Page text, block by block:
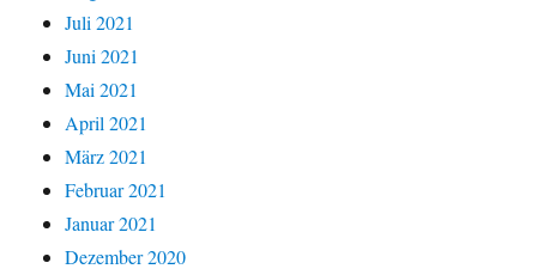
Juli 2021
Juni 2021
Mai 2021
April 2021
März 2021
Februar 2021
Januar 2021
Dezember 2020